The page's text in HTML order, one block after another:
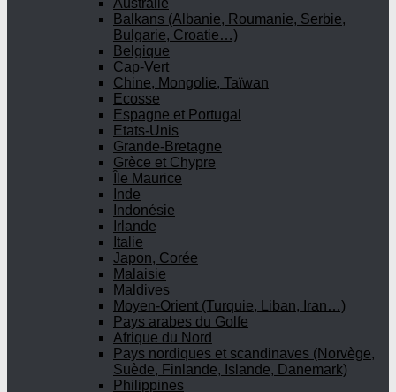
Australie
Balkans (Albanie, Roumanie, Serbie,
Bulgarie, Croatie…)
Belgique
Cap-Vert
Chine, Mongolie, Taïwan
Ecosse
Espagne et Portugal
Etats-Unis
Grande-Bretagne
Grèce et Chypre
Île Maurice
Inde
Indonésie
Irlande
Italie
Japon, Corée
Malaisie
Maldives
Moyen-Orient (Turquie, Liban, Iran…)
Pays arabes du Golfe
Afrique du Nord
Pays nordiques et scandinaves (Norvège,
Suède, Finlande, Islande, Danemark)
Philippines